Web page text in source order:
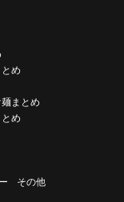
め
まとめ
め
その他